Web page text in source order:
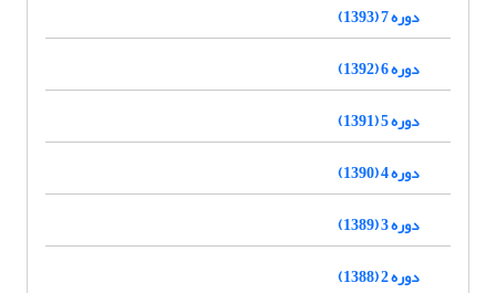
دوره 7 (1393)
دوره 6 (1392)
دوره 5 (1391)
دوره 4 (1390)
دوره 3 (1389)
دوره 2 (1388)